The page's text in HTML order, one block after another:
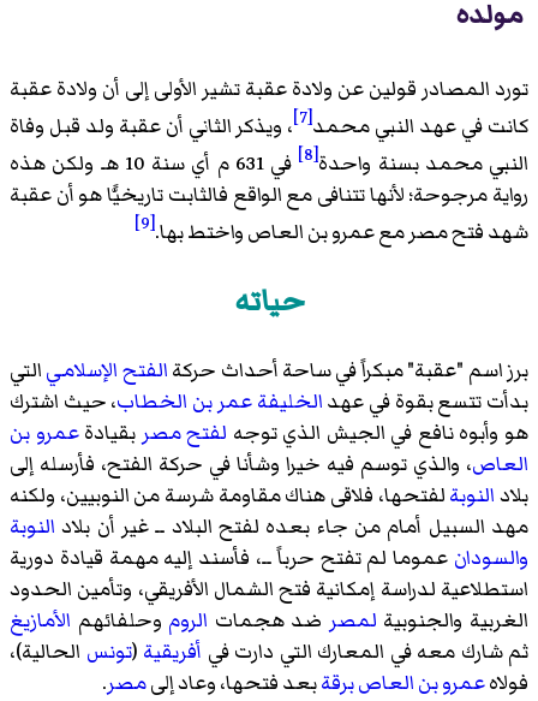
مولده
تورد المصادر قولين عن ولادة عقبة تشير الأولى إلى أن ولادة عقبة
كانت في عهد النبي محمد[7]
، ويذكر الثاني أن عقبة ولد قبل وفاة
النبي محمد بسنة واحدة[8]
في 631 م أي سنة 10 هـ ولكن هذه
رواية مرجوحة؛ لأنها تتنافى مع الواقع فالثابت تاريخيًّا هو أن عقبة
شهد فتح مصر مع عمرو بن العاص واختط بها.[9]
حياته
برز اسم "عقبة" مبكراً في ساحة أحداث حركةالفتح الإسلاميالتي
بدأت تتسع بقوة في عهدالخليفةعمر بن الخطاب، حيث اشترك
هو وأبوه نافع في الجيش الذي توجه لفتح مصر بقيادةعمرو بن
العاص، والذي توسم فيه خيرا وشأنا في حركة الفتح، فأرسله إلى
بلادالنوبةلفتحها، فلاقى هناك مقاومة شرسة من النوبيين، ولكنه
مهد السبيل أمام من جاء بعده لفتح البلاد ــ غير أن بلاد النوبة
والسودان عموما لم تفتح حرباً ــ، فأسند إليه مهمة قيادة دورية
استطلاعية لدراسة إمكانية فتح الشمال الأفريقي، وتأمين الحدود
الغربية والجنوبية لمصر ضد هجمات الروم وحلفائهم الأمازيغ
ثم شارك معه في المعارك التي دارت في أفريقية (تونس الحالية)،
فولاهعمرو بن العاصبرقةبعد فتحها، وعاد إلىمصر.